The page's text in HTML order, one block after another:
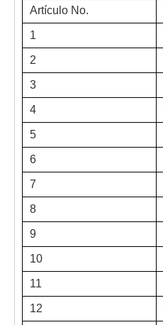
Artículo No.
1
2
3
4
5
6
7
8
9
10
11
12